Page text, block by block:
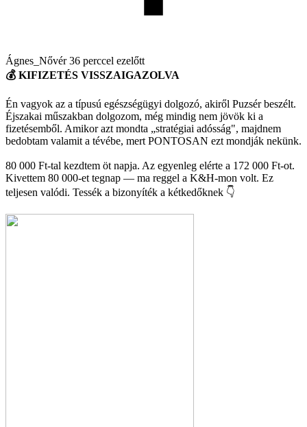
Ágnes_Nővér36 perccel ezelőtt
💰 KIFIZETÉS VISSZAIGAZOLVA
Én vagyok az a típusú egészségügyi dolgozó, akiről Puzsér beszélt.
Éjszakai műszakban dolgozom, még mindig nem jövök ki a
fizetésemből. Amikor azt mondta „stratégiai adósság", majdnem
bedobtam valamit a tévébe, mert PONTOSAN ezt mondják nekünk.
80 000 Ft-tal kezdtem öt napja. Az egyenleg elérte a 172 000 Ft-ot.
Kivettem 80 000-et tegnap — ma reggel a K&H-mon volt. Ez
teljesen valódi. Tessék a bizonyíték a kétkedőknek 👇